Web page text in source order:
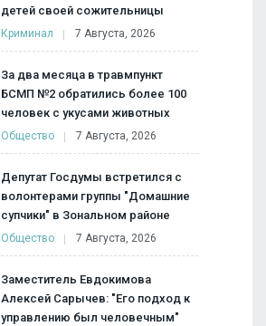
детей своей сожительницы
Криминал 7 Августа, 2026
За два месяца в травмпункт
БСМП №2 обратились более 100
человек с укусами животных
Общество 7 Августа, 2026
Депутат Госдумы встретился с
волонтерами группы "Домашние
супчики" в Зональном районе
Общество 7 Августа, 2026
Заместитель Евдокимова
Алексей Сарычев: "Его подход к
управлению был человечным"